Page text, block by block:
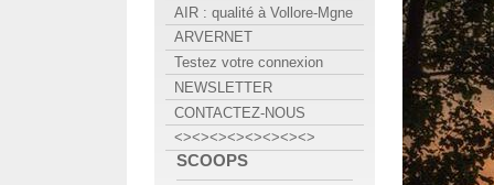
AIR : qualité à Vollore-Mgne
ARVERNET
Testez votre connexion
NEWSLETTER
CONTACTEZ-NOUS
<><><><><><><><>
SCOOPS